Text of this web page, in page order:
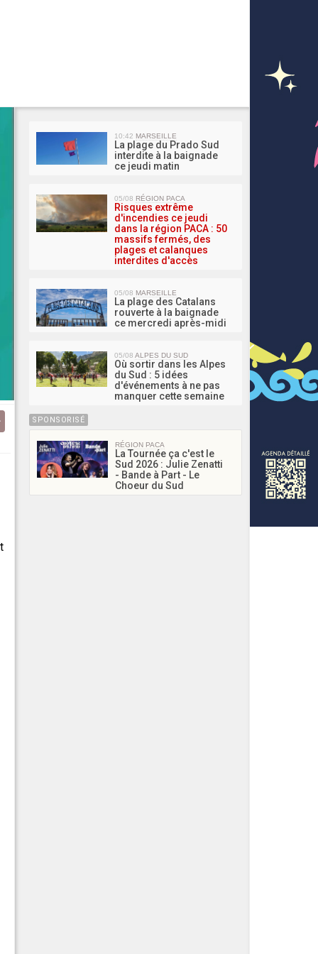
10:42 MARSEILLE
La plage du Prado Sud
interdite à la baignade
ce jeudi matin
05/08 RÉGION PACA
Risques extrême
d'incendies ce jeudi
dans la région PACA : 50
massifs fermés, des
plages et calanques
interdites d'accès
05/08 MARSEILLE
La plage des Catalans
rouverte à la baignade
ce mercredi après-midi
05/08 ALPES DU SUD
Où sortir dans les Alpes
du Sud : 5 idées
d'événements à ne pas
manquer cette semaine
SPONSORISÉ
RÉGION PACA
La Tournée ça c'est le
Sud 2026 : Julie Zenatti
- Bande à Part - Le
Choeur du Sud